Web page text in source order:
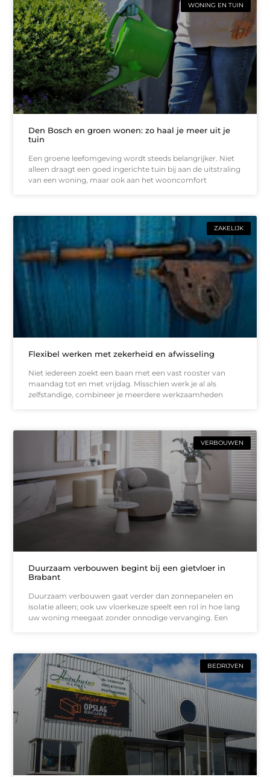
WONING EN TUIN
Den Bosch en groen wonen: zo haal je meer uit je
tuin
Een groene leefomgeving wordt steeds belangrijker. Niet
alleen draagt een goed ingerichte tuin bij aan de uitstraling
van een woning, maar ook aan het wooncomfort
ZAKELIJK
Flexibel werken met zekerheid en afwisseling
Niet iedereen zoekt een baan met een vast rooster van
maandag tot en met vrijdag. Misschien werk je al als
zelfstandige, combineer je meerdere werkzaamheden
VERBOUWEN
Duurzaam verbouwen begint bij een gietvloer in
Brabant
Duurzaam verbouwen gaat verder dan zonnepanelen en
isolatie alleen; ook uw vloerkeuze speelt een rol in hoe lang
uw woning meegaat zonder onnodige vervanging. Een
BEDRIJVEN